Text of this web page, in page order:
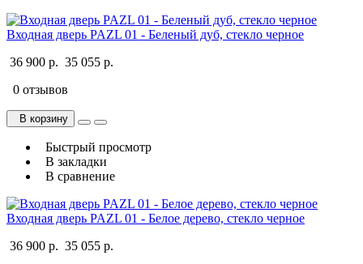
Входная дверь PAZL 01 - Беленый дуб, стекло черное
36 900 р. 35 055 р.
0 отзывов
В корзину
Быстрый просмотр
В закладки
В сравнение
Входная дверь PAZL 01 - Белое дерево, стекло черное
36 900 р. 35 055 р.